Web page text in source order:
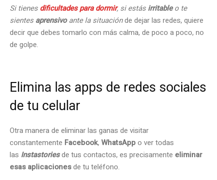
Si tienesdificultades para dormir, si estásirritableo te
sientesaprensivoante la situaciónde dejar las redes, quiere
decir que debes tomarlo con más calma, de poco a poco, no
de golpe.
Elimina las apps de redes sociales
de tu celular
Otra manera de eliminar las ganas de visitar
constantemente Facebook, WhatsAppo ver todas
las Instastoriesde tus contactos, es precisamente eliminar
esas aplicacionesde tu teléfono.